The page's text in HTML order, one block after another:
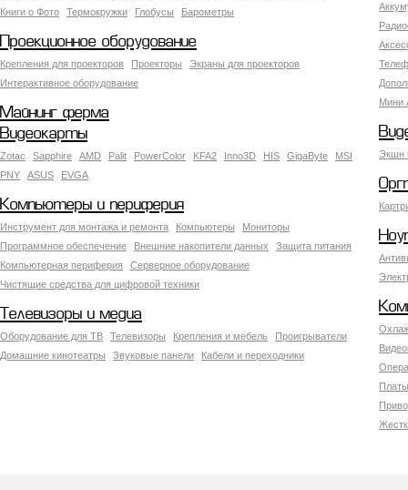
Книги о Фото
Термокружки Глобусы Барометры
Мини
Проекционное оборудование
Крепления для проекторов Проекторы
Экраны для проекторов
Интерактивное оборудование
Майнинг ферма
Экшн
Видеокарты
Zotac Sapphire AMD Palit PowerColor KFA2 Inno3D HIS GigaByte
MSI
PNY
ASUS EVGA
Компьютеры и периферия
Инструмент для монтажа и ремонта Компьютеры
Мониторы
Программное обеспечение
Внешние накопители данных
Защита питания
Компьютерная периферия
Серверное оборудование
Чистящие средства для цифровой техники
Телевизоры и медиа
Оборудование для ТВ Телевизоры Крепления и мебель
Проигрыватели
Домашние кинотеатры
Звуковые панели Кабели и переходники